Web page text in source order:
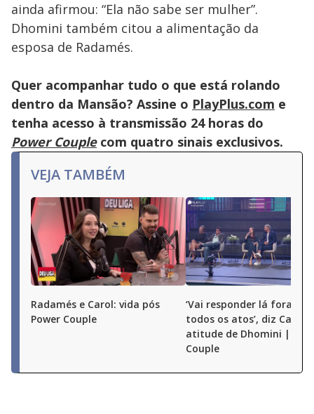
the
Escape
key
activating
button.
ainda afirmou: “Ela não sabe ser mulher”.
Dhomini também citou a alimentação da
esposa de Radamés.
Quer acompanhar tudo o que está rolando
dentro da Mansão? Assine o PlayPlus.com e
tenha acesso à transmissão 24 horas do
Power Couplecom quatro sinais exclusivos.
VEJA TAMBÉM
Radamés e Carol: vida pós
Power Couple
‘Vai responder lá fora por
todos os atos’, diz Carol
atitude de Dhomini |
Couple